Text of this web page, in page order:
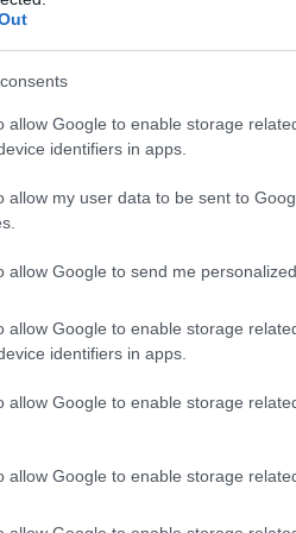
allow Google to enable storage
identifiers in apps.
allow my user data to be sent to
allow Google to send me
allow Google to enable storage
identifiers in apps.
allow Google to enable storage
allow Google to enable storage
2015/2016? Dobrze trafiłeś! Na tej
istotnych danych, które na bieżąco
statystyki takie jak liczba zwycięstw,
nasza tabela to źródło wiedzy,
zdobywanych i traconych przez